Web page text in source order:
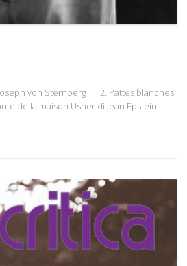
von Sternberg 2. Pattes blanches
de la maison Usher di Jean Epstein